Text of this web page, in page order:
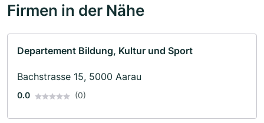
Firmen in der Nähe
Departement Bildung, Kultur und Sport
Bachstrasse 15, 5000 Aarau
0.0 (0)